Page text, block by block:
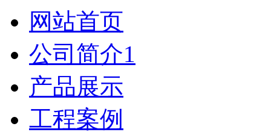
网站首页
公司简介1
产品展示
工程案例